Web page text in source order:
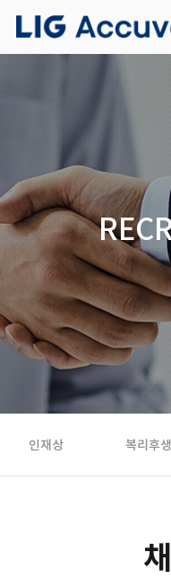
인재상 복리후생